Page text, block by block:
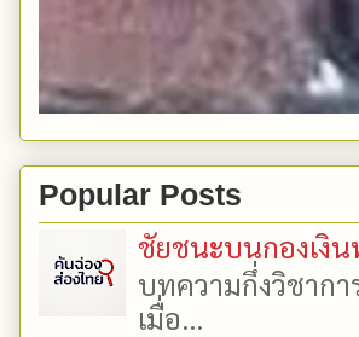
Popular Posts
ชัยชนะบนกองเงิน
บทความกึ่งวิชากา
เมื่อ...